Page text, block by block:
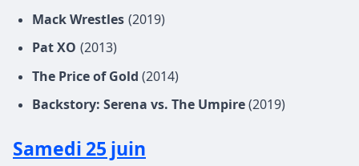
Mack Wrestles (2019)
Pat XO (2013)
The Price of Gold (2014)
Backstory: Serena vs. The Umpire (2019)
Samedi 25 juin